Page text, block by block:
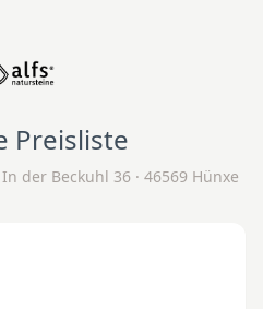
Preisliste
der Beckuhl 36 · 46569 Hünxe